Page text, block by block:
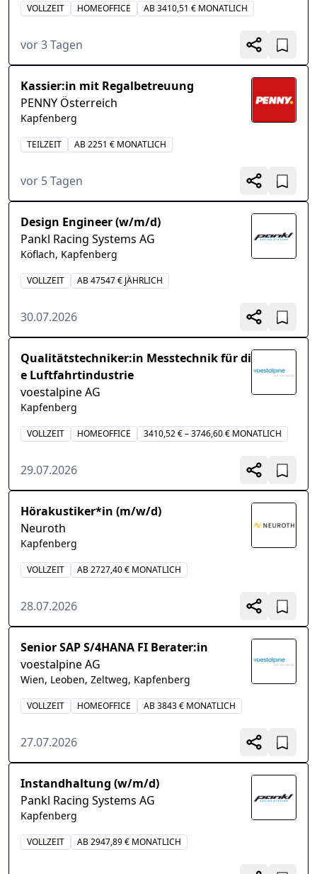
VOLLZEIT HOMEOFFICE AB 3410,51 € MONATLICH
vor 3 Tagen
Kassier:in mit Regalbetreuung
PENNY Österreich
Kapfenberg
TEILZEIT AB 2251 € MONATLICH
vor 5 Tagen
Design Engineer (w/m/d)
Pankl Racing Systems AG
Köflach, Kapfenberg
VOLLZEIT AB 47547 € JÄHRLICH
30.07.2026
Qualitätstechniker:in Messtechnik für di
e Luftfahrtindustrie
voestalpine AG
Kapfenberg
VOLLZEIT HOMEOFFICE 3410,52 € – 3746,60 € MONATLICH
29.07.2026
Hörakustiker*in (m/w/d)
Neuroth
Kapfenberg
VOLLZEIT AB 2727,40 € MONATLICH
28.07.2026
Senior SAP S/4HANA FI Berater:in
voestalpine AG
Wien, Leoben, Zeltweg, Kapfenberg
VOLLZEIT HOMEOFFICE AB 3843 € MONATLICH
27.07.2026
Instandhaltung (w/m/d)
Pankl Racing Systems AG
Kapfenberg
VOLLZEIT AB 2947,89 € MONATLICH